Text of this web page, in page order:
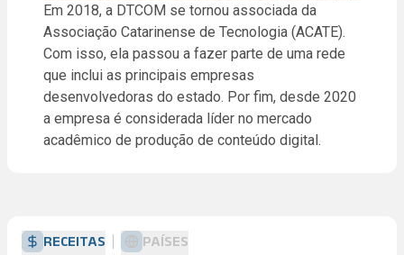
Em 2018, a DTCOM se tornou associada da
Associação Catarinense de Tecnologia (ACATE).
Com isso, ela passou a fazer parte de uma rede
que inclui as principais empresas
desenvolvedoras do estado. Por fim, desde 2020
a empresa é considerada líder no mercado
acadêmico de produção de conteúdo digital.
RECEITAS PAÍSES